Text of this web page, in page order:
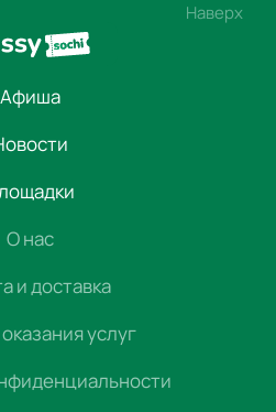
Наверх
Афиша
О нас
и доставка
услуг